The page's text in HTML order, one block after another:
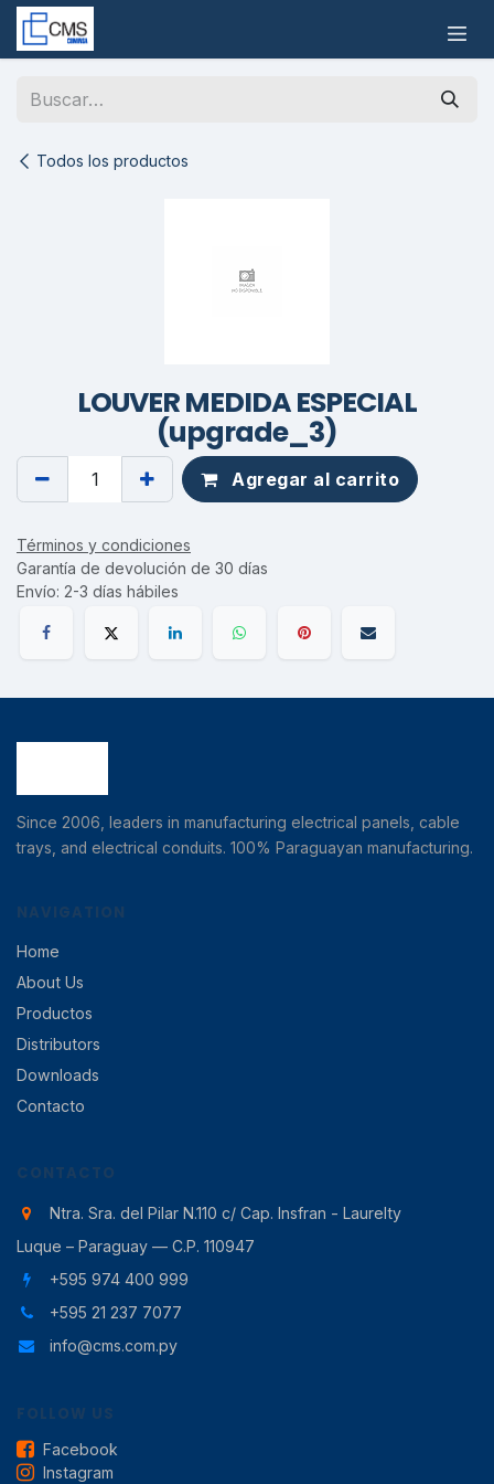
Ir al contenido
Todos los productos
LOUVER MEDIDA ESPECIAL
(upgrade_3)
Agregar al carrito
Términos y condiciones
Garantía de devolución de 30 días
Envío: 2-3 días hábiles
Since 2006, leaders in manufacturing electrical panels, cable
trays, and electrical conduits. 100% Paraguayan manufacturing.
NAVIGATION
Home
About Us
Productos
Distributors
Downloads
Contacto
CONTACTO
Ntra. Sra. del Pilar N.110 c/ Cap. Insfran - Laurelty
Luque – Paraguay — C.P. 110947
+595 974 400 999
+595 21 237 7077
info@cms.com.py
FOLLOW US
Facebook
Instagram